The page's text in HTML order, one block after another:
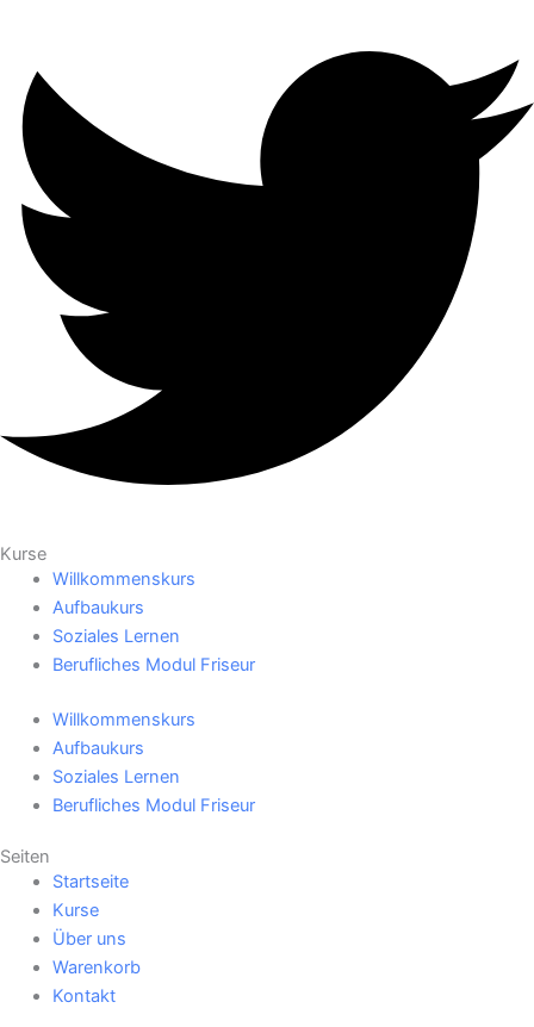
Kurse
Willkommenskurs
Aufbaukurs
Soziales Lernen
Berufliches Modul Friseur
Willkommenskurs
Aufbaukurs
Soziales Lernen
Berufliches Modul Friseur
Seiten
Startseite
Kurse
Über uns
Warenkorb
Kontakt